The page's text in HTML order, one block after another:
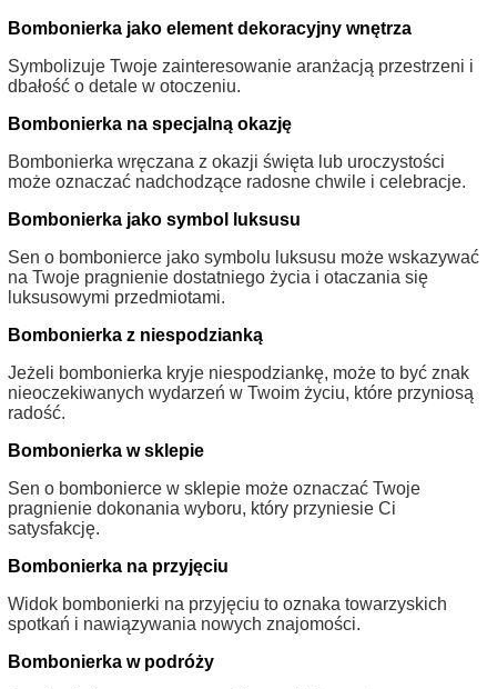
Bombonierka jako element dekoracyjny wnętrza
Symbolizuje Twoje zainteresowanie aranżacją przestrzeni i
dbałość o detale w otoczeniu.
Bombonierka na specjalną okazję
Bombonierka wręczana z okazji święta lub uroczystości
może oznaczać nadchodzące radosne chwile i celebracje.
Bombonierka jako symbol luksusu
Sen o bombonierce jako symbolu luksusu może wskazywać
na Twoje pragnienie dostatniego życia i otaczania się
luksusowymi przedmiotami.
Bombonierka z niespodzianką
Jeżeli bombonierka kryje niespodziankę, może to być znak
nieoczekiwanych wydarzeń w Twoim życiu, które przyniosą
radość.
Bombonierka w sklepie
Sen o bombonierce w sklepie może oznaczać Twoje
pragnienie dokonania wyboru, który przyniesie Ci
satysfakcję.
Bombonierka na przyjęciu
Widok bombonierki na przyjęciu to oznaka towarzyskich
spotkań i nawiązywania nowych znajomości.
Bombonierka w podróży